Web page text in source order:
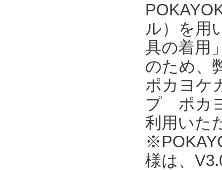
ル）を用
具の着用
のため、
ポカヨケ
プ ポカ
利用いた
様は、